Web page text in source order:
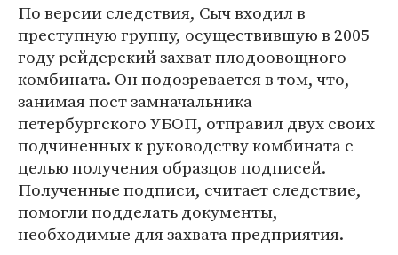
По версии следствия, Сыч входил в
преступную группу, осуществившую в 2005
году рейдерский захват плодоовощного
комбината. Он подозревается в том, что,
занимая пост замначальника
петербургского УБОП, отправил двух своих
подчиненных к руководству комбината с
целью получения образцов подписей.
Полученные подписи, считает следствие,
помогли подделать документы,
необходимые для захвата предприятия.